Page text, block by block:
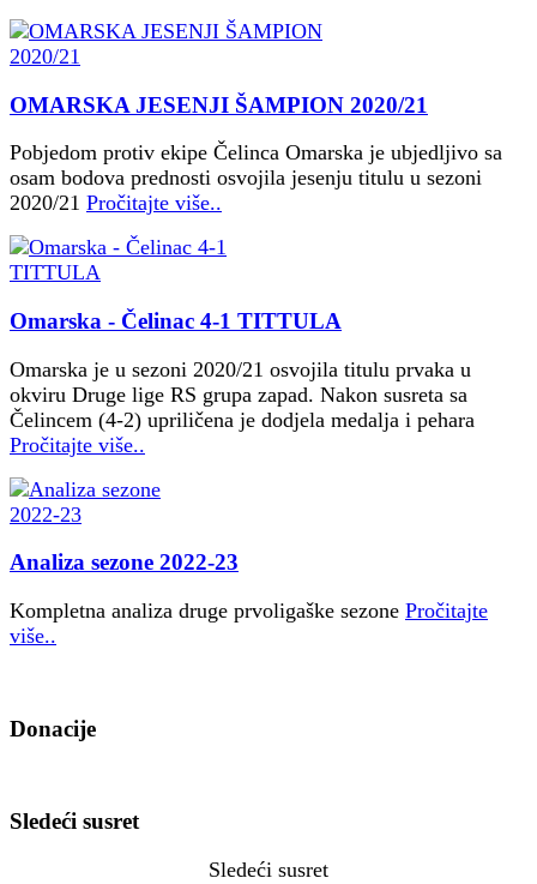
OMARSKA JESENJI ŠAMPION 2020/21
Pobjedom protiv ekipe Čelinca Omarska je ubjedljivo sa
osam bodova prednosti osvojila jesenju titulu u sezoni
2020/21 Pročitajte više..
Omarska - Čelinac 4-1 TITTULA
Omarska je u sezoni 2020/21 osvojila titulu prvaka u
okviru Druge lige RS grupa zapad. Nakon susreta sa
Čelincem (4-2) upriličena je dodjela medalja i pehara
Pročitajte više..
Analiza sezone 2022-23
Kompletna analiza druge prvoligaške sezone Pročitajte
više..
Donacije
Sledeći susret
Sledeći susret